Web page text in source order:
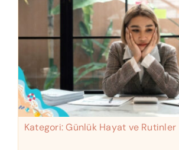
Kategori:Günlük Hayat ve Rutinler